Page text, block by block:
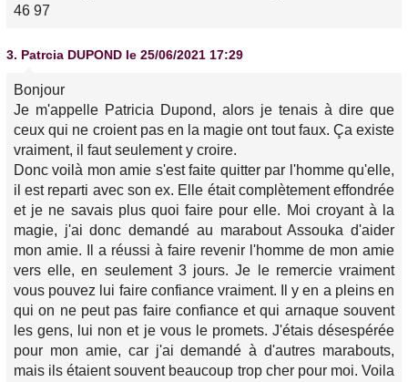
46 97
3. Patrcia DUPOND le 25/06/2021 17:29
Bonjour
Je m'appelle Patricia Dupond, alors je tenais à dire que
ceux qui ne croient pas en la magie ont tout faux. Ça existe
vraiment, il faut seulement y croire.
Donc voilà mon amie s'est faite quitter par l'homme qu'elle,
il est reparti avec son ex. Elle était complètement effondrée
et je ne savais plus quoi faire pour elle. Moi croyant à la
magie, j'ai donc demandé au marabout Assouka d'aider
mon amie. Il a réussi à faire revenir l'homme de mon amie
vers elle, en seulement 3 jours. Je le remercie vraiment
vous pouvez lui faire confiance vraiment. Il y en a pleins en
qui on ne peut pas faire confiance et qui arnaque souvent
les gens, lui non et je vous le promets. J'étais désespérée
pour mon amie, car j'ai demandé à d'autres marabouts,
mais ils étaient souvent beaucoup trop cher pour moi. Voila